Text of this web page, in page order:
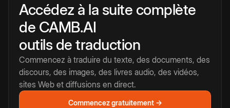
Accédez à la suite complète
de CAMB.AI
outils de traduction
Commencez à traduire du texte, des documents, des
discours, des images, des livres audio, des vidéos,
sites Web et diffusions en direct.
Commencez gratuitement →